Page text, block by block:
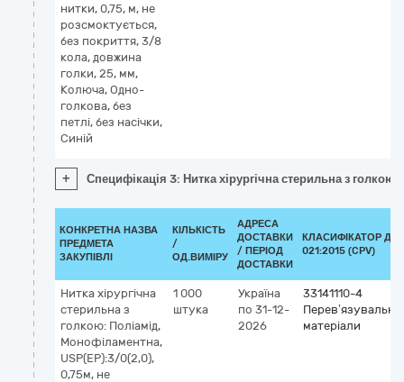
нитки, 0,75, м, не
розсмоктується,
без покриття, 3/8
кола, довжина
голки, 25, мм,
Колюча, Одно-
голкова, без
петлі, без насічки,
Синій
+ Специфікація 3: Нитка хірургічна стерильна з
КОНКРЕТНА НАЗВА
ПРЕДМЕТА
ЗАКУПІВЛІ
КІЛЬКІСТЬ
/
ОД.ВИМІРУ
АДРЕСА
ДОСТАВКИ
/ ПЕРІОД
ДОСТАВКИ
КЛАСИФІКАТОР ДК
021:2015 (CPV)
Нитка хірургічна
стерильна з
голкою: Поліамід,
Монофіламентна,
USP(EP):3/0(2,0),
0,75м, не
1 000
штука
Україна
по 31-12-
2026
33141110-4
Перев’язувальні
матеріали